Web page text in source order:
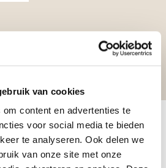
van cookies
content en advertenties te
voor social media te bieden
te analyseren. Ook delen we
van onze site met onze
Verkoop van Dirksen
Sierbeton B.V. zijn door